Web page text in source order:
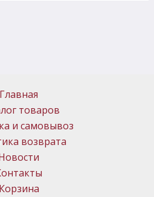
Главная
товаров
и самовывоз
возврата
Корзина